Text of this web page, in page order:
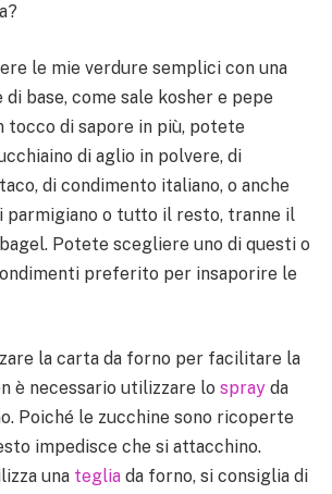
le mie verdure semplici con una
di base, come sale kosher e pepe
tocco di sapore in più, potete
di aglio in polvere, di
di condimento italiano, o anche
parmigiano o tutto il resto, tranne il
Potete scegliere uno di questi o
preferito per insaporire le
la carta da forno per facilitare la
è necessario utilizzare lo spray da
Poiché le zucchine sono ricoperte
impedisce che si attacchino.
una teglia da forno, si consiglia di